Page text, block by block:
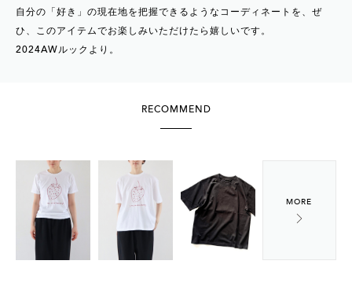
自分の「好き」の現在地を把握できるようなコーディネートを、ぜ
ひ、このアイテムでお楽しみいただけたら嬉しいです。
2024AWルックより。
RECOMMEND